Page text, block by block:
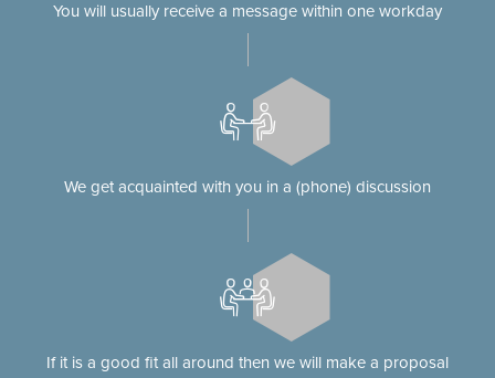
You will usually receive a message within one workday
We get acquainted with you in a (phone) discussion
If it is a good fit all around then we will make a proposal